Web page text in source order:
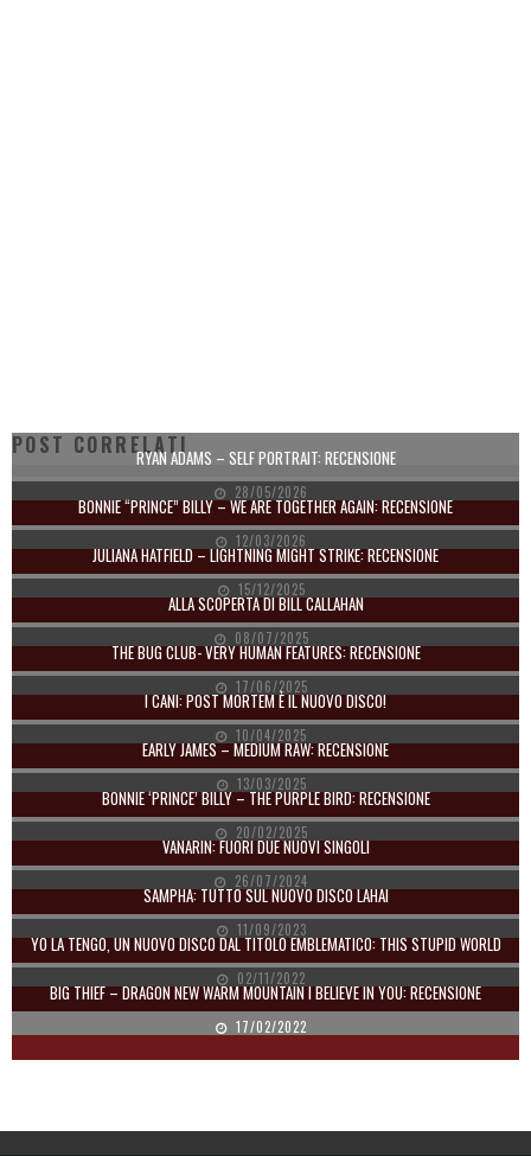
POST CORRELATIRYAN ADAMS – SELF PORTRAIT: RECENSIONE
28/05/2026
BONNIE “PRINCE” BILLY – WE ARE TOGETHER AGAIN: RECENSIONE
12/03/2026
JULIANA HATFIELD – LIGHTNING MIGHT STRIKE: RECENSIONE
15/12/2025
ALLA SCOPERTA DI BILL CALLAHAN
08/07/2025
THE BUG CLUB- VERY HUMAN FEATURES: RECENSIONE
17/06/2025
I CANI: POST MORTEM È IL NUOVO DISCO!
10/04/2025
EARLY JAMES – MEDIUM RAW: RECENSIONE
13/03/2025
BONNIE ‘PRINCE’ BILLY – THE PURPLE BIRD: RECENSIONE
20/02/2025
VANARIN: FUORI DUE NUOVI SINGOLI
26/07/2024
SAMPHA: TUTTO SUL NUOVO DISCO LAHAI
11/09/2023
YO LA TENGO, UN NUOVO DISCO DAL TITOLO EMBLEMATICO: THIS STUPID WORLD
02/11/2022
BIG THIEF – DRAGON NEW WARM MOUNTAIN I BELIEVE IN YOU: RECENSIONE
17/02/2022